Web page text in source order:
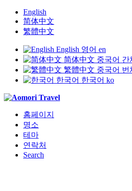
English
简体中文
繁體中文
English 영어 en
简体中文 중국어 간
繁體中文 중국어 번
한국어 한국어 ko
홈페이지
명소
테마
연락처
Search